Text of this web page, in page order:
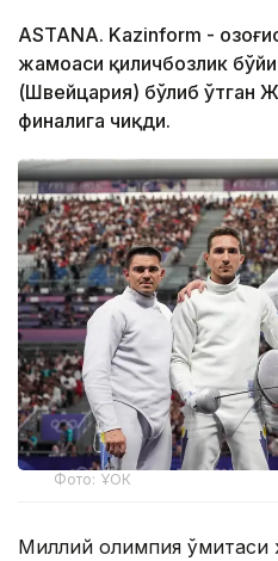
ASTANA. Kazinform -
жамоаси қиличбозлик
(Швейцария) бўлиб ўтган
финалига чиқди.
Фото: ҰОК
Миллий олимпия қўмитаси